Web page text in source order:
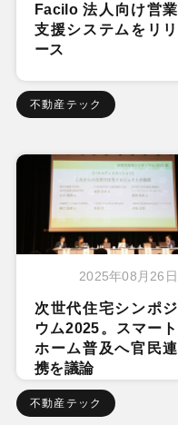
Facilo 法人向け営業
支援システムをリリ
ース
不動産テック
2025年08月26日
次世代住宅シンポジ
ウム2025。スマート
ホーム普及へ官民連
携を議論
不動産テック